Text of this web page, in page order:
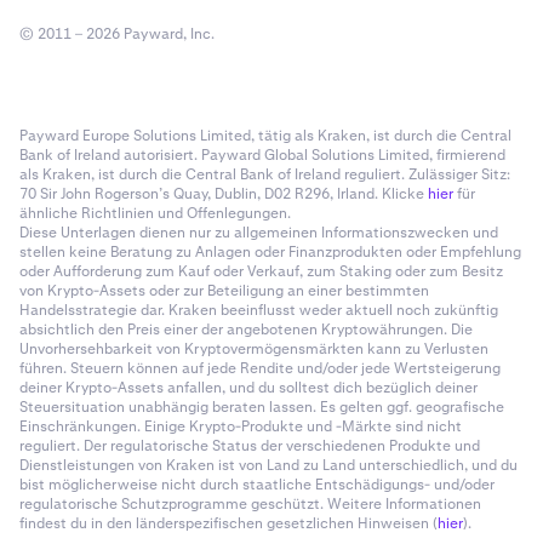
© 2011 – 2026 Payward, Inc.
Payward Europe Solutions Limited, tätig als Kraken, ist durch die Central
Bank of Ireland autorisiert. Payward Global Solutions Limited, firmierend
als Kraken, ist durch die Central Bank of Ireland reguliert. Zulässiger Sitz:
70 Sir John Rogerson’s Quay, Dublin, D02 R296, Irland. Klicke hierfür
ähnliche Richtlinien und Offenlegungen.
Diese Unterlagen dienen nur zu allgemeinen Informationszwecken und
stellen keine Beratung zu Anlagen oder Finanzprodukten oder Empfehlung
oder Aufforderung zum Kauf oder Verkauf, zum Staking oder zum Besitz
von Krypto-Assets oder zur Beteiligung an einer bestimmten
Handelsstrategie dar. Kraken beeinflusst weder aktuell noch zukünftig
absichtlich den Preis einer der angebotenen Kryptowährungen. Die
Unvorhersehbarkeit von Kryptovermögensmärkten kann zu Verlusten
führen. Steuern können auf jede Rendite und/oder jede Wertsteigerung
deiner Krypto-Assets anfallen, und du solltest dich bezüglich deiner
Steuersituation unabhängig beraten lassen. Es gelten ggf. geografische
Einschränkungen. Einige Krypto-Produkte und -Märkte sind nicht
reguliert. Der regulatorische Status der verschiedenen Produkte und
Dienstleistungen von Kraken ist von Land zu Land unterschiedlich, und du
bist möglicherweise nicht durch staatliche Entschädigungs- und/oder
regulatorische Schutzprogramme geschützt. Weitere Informationen
findest du in den länderspezifischen gesetzlichen Hinweisen (hier).